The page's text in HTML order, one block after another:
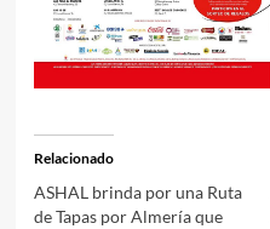
Relacionado
ASHAL brinda por una Ruta
de Tapas por Almería que